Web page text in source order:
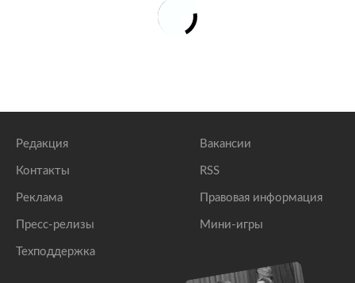
Редакция
Контакты
Реклама
Пресс-релизы
Техподдержка
Вакансии
RSS
Правовая информация
Мини-игры